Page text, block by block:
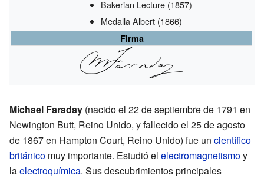
Bakerian Lecture (1857)
Medalla Albert (1866)
Firma
Michael Faraday (nacido el 22 de septiembre de 1791 en
Newington Butt, Reino Unido, y fallecido el 25 de agosto
de 1867 en Hampton Court, Reino Unido) fue un científico
británico muy importante. Estudió el electromagnetismoy
laelectroquímica. Sus descubrimientos principales